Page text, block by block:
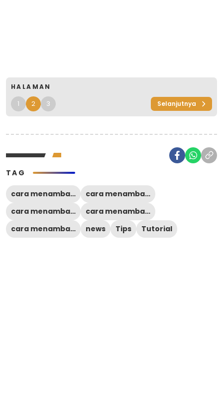
HALAMAN
1 2 3 Selanjutnya
TAG
cara menambah followers ig
cara menambah followers ig gratis
cara menambah followers ig tanpa aplikasi
cara menambah followers tiktok
cara menambah followers tiktok dalam 1 menit
news Tips Tutorial